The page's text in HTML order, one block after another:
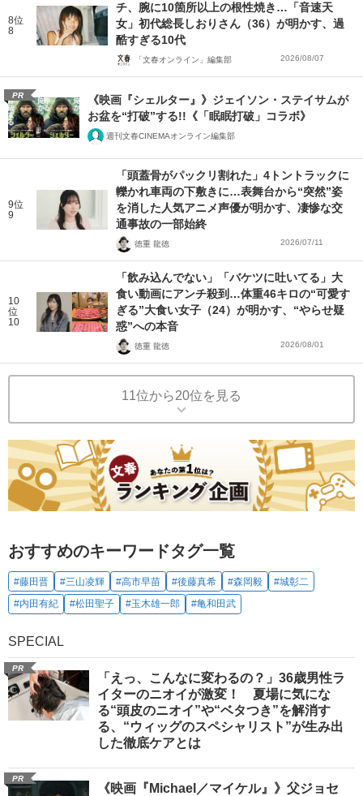
8位
8
チ、腕に10箇所以上の根性焼き…「音速天
女」初代総長しおりさん（36）が明かす、過
酷すぎる10代
「文春オンライン」編集部 2026/08/07
PR
《映画『シェルター』》ジェイソン・ステイサムが
お盆を“打破”する!!《「眠眠打破」コラボ》
週刊文春CINEMAオンライン編集部
9位
9
「頭蓋骨がパックリ割れた」4トントラックに
轢かれ車両の下敷きに…表舞台から“突然”姿
を消した人気アニメ声優が明かす、凄惨な交
通事故の一部始終
徳重 龍徳 2026/07/11
10
位
10
「飲み込んでない」「バケツに吐いてる」大
食い動画にアンチ殺到…体重46キロの“可愛す
ぎる”大食い女子（24）が明かす、“やらせ疑
惑”への本音
徳重 龍徳 2026/08/01
11位から20位を見る
おすすめのキーワードタグ一覧
#藤田晋 #三山凌輝 #高市早苗 #後藤真希 #森岡毅
#城彰二
#内田有紀
#松田聖子 #玉木雄一郎 #亀和田武
SPECIAL
PR
「えっ、こんなに変わるの？」36歳男性ラ
イターのニオイが激変！ 夏場に気にな
る“頭皮のニオイ”や“ベタつき”を解消す
る、“ウィッグのスペシャリスト”が生み出
した徹底ケアとは
PR
《映画『Michael／マイケル』》父ジョセ